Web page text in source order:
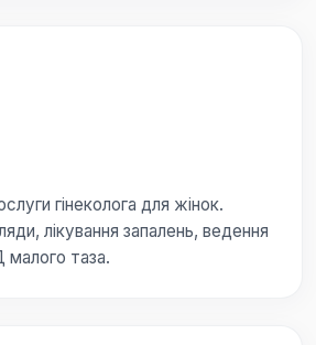
гінеколога для жінок.
лікування запалень, ведення
малого таза.